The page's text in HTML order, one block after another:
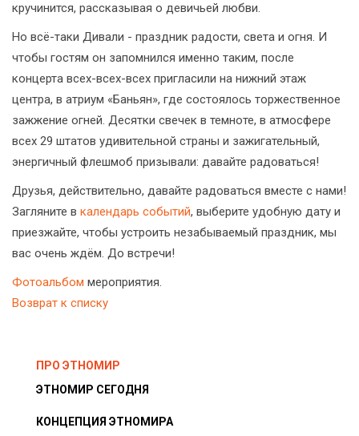
кручинится, рассказывая о девичьей любви.
Но всё-таки Дивали - праздник радости, света и огня. И
чтобы гостям он запомнился именно таким, после
концерта всех-всех-всех пригласили на нижний этаж
центра, в атриум «Баньян», где состоялось торжественное
зажжение огней. Десятки свечек в темноте, в атмосфере
всех 29 штатов удивительной страны и зажигательный,
энергичный флешмоб призывали: давайте радоваться!
Друзья, действительно, давайте радоваться вместе с нами!
Загляните в календарь событий, выберите удобную дату и
приезжайте, чтобы устроить незабываемый праздник, мы
вас очень ждём. До встречи!
Фотоальбом мероприятия.
Возврат к списку
ПРО ЭТНОМИР
ЭТНОМИР СЕГОДНЯ
КОНЦЕПЦИЯ ЭТНОМИРА